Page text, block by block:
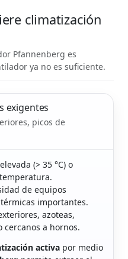
climatización
Pfannenberg es
ya no es suficiente.
exigentes
picos de
(> 35 °C) o
de equipos
importantes.
azoteas,
a hornos.
activa por medio